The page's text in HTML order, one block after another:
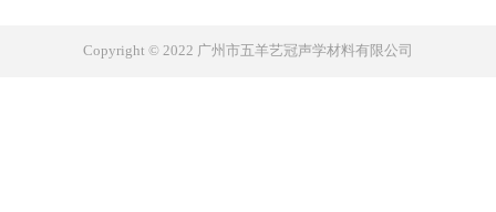
Copyright © 2022 广州市五羊艺冠声学材料有限公司